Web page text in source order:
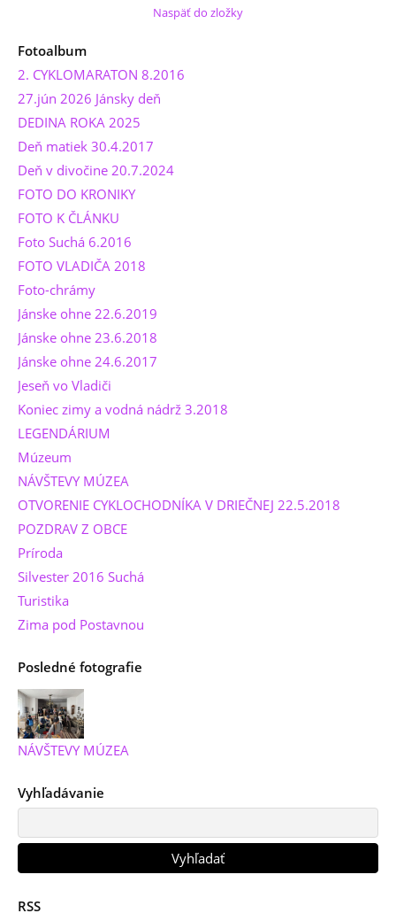
Naspäť do zložky
Fotoalbum
2. CYKLOMARATON 8.2016
27.jún 2026 Jánsky deň
DEDINA ROKA 2025
Deň matiek 30.4.2017
Deň v divočine 20.7.2024
FOTO DO KRONIKY
FOTO K ČLÁNKU
Foto Suchá 6.2016
FOTO VLADIČA 2018
Foto-chrámy
Jánske ohne 22.6.2019
Jánske ohne 23.6.2018
Jánske ohne 24.6.2017
Jeseň vo Vladiči
Koniec zimy a vodná nádrž 3.2018
LEGENDÁRIUM
Múzeum
NÁVŠTEVY MÚZEA
OTVORENIE CYKLOCHODNÍKA V DRIEČNEJ 22.5.2018
POZDRAV Z OBCE
Príroda
Silvester 2016 Suchá
Turistika
Zima pod Postavnou
Posledné fotografie
NÁVŠTEVY MÚZEA
Vyhľadávanie
RSS